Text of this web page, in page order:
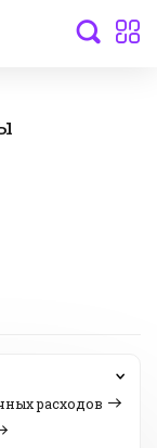
расходов